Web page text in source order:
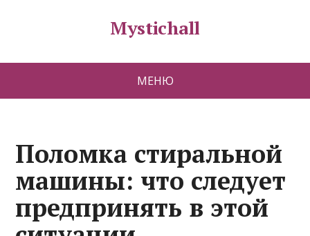
Mystichall
МЕНЮ
Поломка стиральной
машины: что следует
предпринять в этой